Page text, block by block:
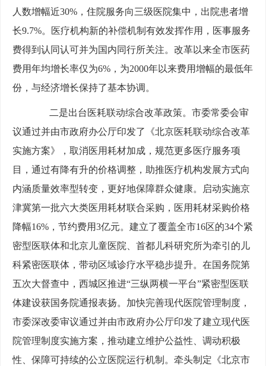
人数增幅近30%，住院服务向三级医院集中，出院患者增
长9.7%。医疗机构新的补偿机制有效发挥作用，医事服务
费得到认同认可并为国内同行所关注。改革以来全市医药
费用年均增长率仅为6%，为2000年以来费用增幅的最低年
份，与经济增长保持了基本协调。
二是出台医耗联动综合改革政策。市委常委会审
议通过并由市政府办公厅印发了《北京医耗联动综合改革
实施方案》，取消医用耗材加成，规范更多医疗服务项
目，通过有降有升的价格调整，助推医疗机构发展方式向
内涵质量效率型转变，更好地保障群众健康。启动实施京
津冀第一批六大类医用耗材联合采购，医用耗材采购价格
降幅16%，节约费用3亿元。建立了覆盖全市16区的34个紧
密型医联体和北京儿童医院、首都儿科研究所为牵引的儿
科紧密医联体，带动区域诊疗水平稳步提升。在国务院第
五次大督查中，西城区推进“三纵两横一平台”紧密型医联
体建设获国务院通报表扬。加快完善现代医院管理制度，
市委深改委审议通过并由市政府办公厅印发了建立现代医
院管理制度实施方案，推动建立维护公益性、调动积极
性、保障可持续的公立医院运行机制。牵头制定《北京市